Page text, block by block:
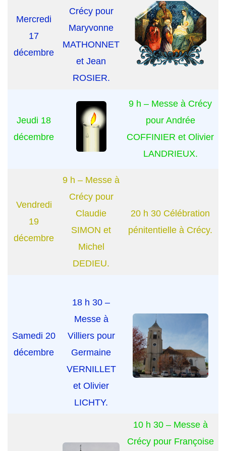
Mercredi
17
décembre
Crécy pour
Maryvonne
MATHONNET
et Jean
ROSIER.
Jeudi 18
décembre
9 h – Messe à Crécy
pour Andrée
COFFINIER et Olivier
LANDRIEUX.
Vendredi
19
décembre
9 h – Messe à
Crécy pour
Claudie
SIMON et
Michel
DEDIEU.
20 h 30 Célébration
pénitentielle à Crécy.
Samedi 20
décembre
18 h 30 –
Messe à
Villiers pour
Germaine
VERNILLET
et Olivier
LICHTY.
10 h 30 – Messe à
Crécy pour Françoise